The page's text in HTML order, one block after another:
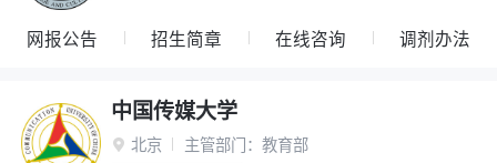
网报公告 招生简章 在线咨询 调剂办法
中国传媒大学
 北京 主管部门： 教育部